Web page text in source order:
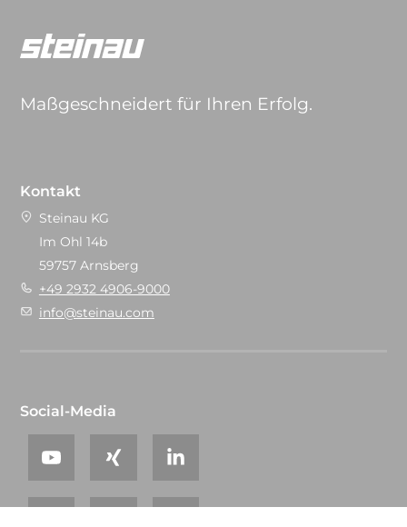
Maßgeschneidert für Ihren Erfolg.
Kontakt
Steinau KG
Im Ohl 14b
59757 Arnsberg
+49 2932 4906-9000
info@steinau.com
Social-Media